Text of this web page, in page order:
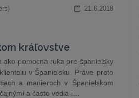
21.6.2018
kráľovstve
ako pomocná ruka pre španielsky
v Španielsku. Práve preto
a manieroch v Španielskom
a často vedia i…